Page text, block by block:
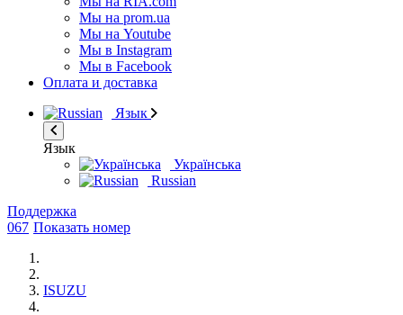
Мы на prom.ua
Мы на Youtube
Мы в Instagram
Мы в Facebook
Оплата и доставка
Язык
Язык
Українська
Russian
Поддержка
067 Показать номер
ISUZU